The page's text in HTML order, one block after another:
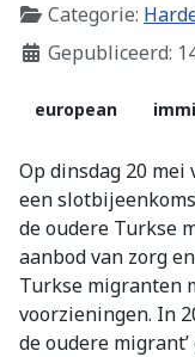
Categorie:
Gepubliceerd:
european
Op dinsdag 20
een
de oudere Turkse
aanbod van zorg
Turkse migranten
voorzieningen. In
de oudere